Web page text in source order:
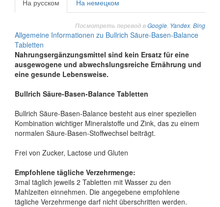
На русском На немецком
Посмотреть перевод вGoogle Yandex Bing
Allgemeine Informationen zu Bullrich Säure-Basen-Balance
Tabletten
Nahrungsergänzungsmittel sind kein Ersatz für eine
ausgewogene und abwechslungsreiche Ernährung und
eine gesunde Lebensweise.
Bullrich Säure-Basen-Balance Tabletten
Bullrich Säure-Basen-Balance besteht aus einer speziellen
Kombination wichtiger Mineralstoffe und Zink, das zu einem
normalen Säure-Basen-Stoffwechsel beiträgt.
Frei von Zucker, Lactose und Gluten
Empfohlene tägliche Verzehrmenge:
3mal täglich jeweils 2 Tabletten mit Wasser zu den
Mahlzeiten einnehmen. Die angegebene empfohlene
tägliche Verzehrmenge darf nicht überschritten werden.